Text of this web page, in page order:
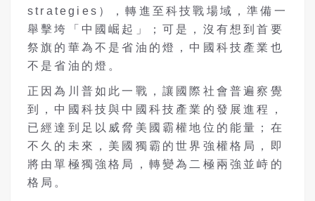
strategies），轉進至科技戰場域，準備一
舉擊垮「中國崛起」；可是，沒有想到首要
祭旗的華為不是省油的燈，中國科技產業也
不是省油的燈。
正因為川普如此一戰，讓國際社會普遍察覺
到，中國科技與中國科技產業的發展進程，
已經達到足以威脅美國霸權地位的能量；在
不久的未來，美國獨霸的世界強權格局，即
將由單極獨強格局，轉變為二極兩強並峙的
格局。